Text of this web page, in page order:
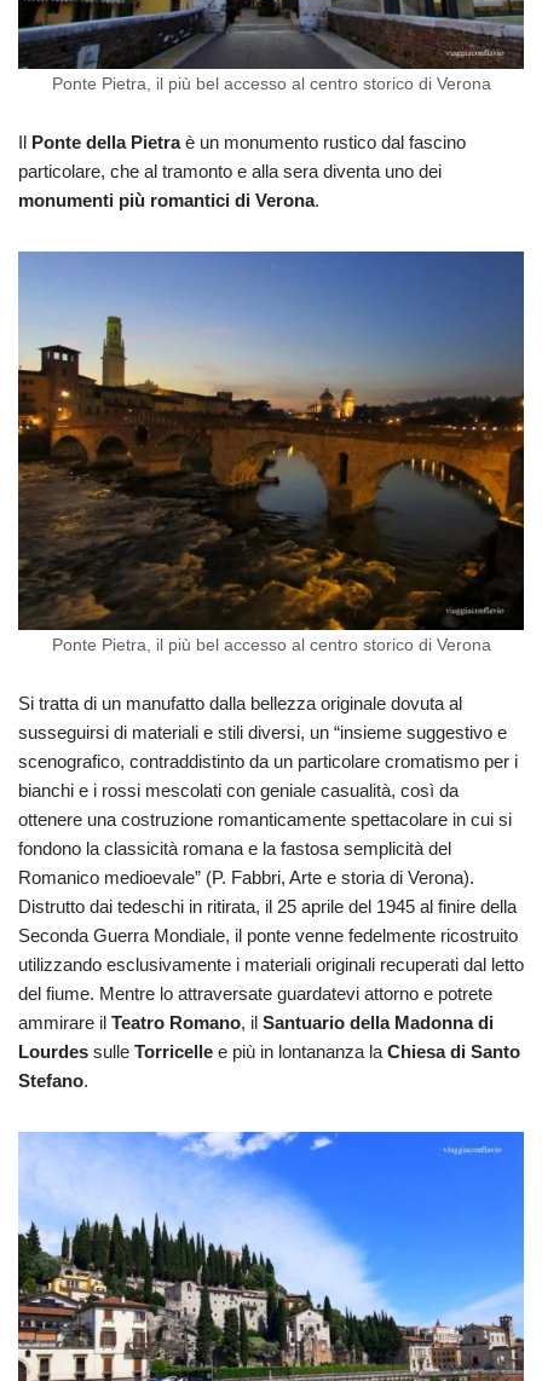
Ponte Pietra, il più bel accesso al centro storico di Verona
Il Ponte della Pietraè un monumento rustico dal fascino
particolare, che al tramonto e alla sera diventa uno dei
monumenti più romantici di Verona.
Ponte Pietra, il più bel accesso al centro storico di Verona
Si tratta di un manufatto dalla bellezza originale dovuta al
susseguirsi di materiali e stili diversi, un “insieme suggestivo e
scenografico, contraddistinto da un particolare cromatismo per i
bianchi e i rossi mescolati con geniale casualità, così da
ottenere una costruzione romanticamente spettacolare in cui si
fondono la classicità romana e la fastosa semplicità del
Romanico medioevale” (P. Fabbri, Arte e storia di Verona).
Distrutto dai tedeschi in ritirata, il 25 aprile del 1945 al finire della
Seconda Guerra Mondiale, il ponte venne fedelmente ricostruito
utilizzando esclusivamente i materiali originali recuperati dal letto
del fiume. Mentre lo attraversate guardatevi attorno e potrete
ammirare il Teatro Romano, il Santuario della Madonna di
Lourdes sulle Torricelle e più in lontananza la Chiesa di Santo
Stefano.